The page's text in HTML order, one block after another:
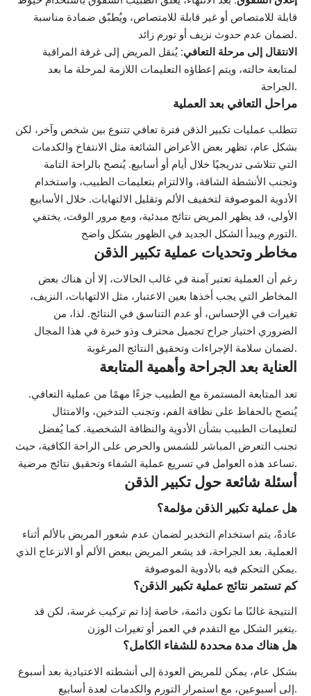
قابلة للامتصاص أو غير قابلة للامتصاص، ويُطبّق ضمادة مناسبة
لضمان عدم حدوث نزيف أو تورم زائد.
الانتقال إلى مرحلة التعافي: يُنقل المريض إلى غرفة المراقبة
لمتابعة حالته، ويتم إعطاؤه التعليمات اللازمة لمرحلة ما بعد
الجراحة.
مراحل التعافي بعد العملية
تتطلب عمليات تكبير الذقن فترة تعافي تتنوع بين شخص وآخر، لكن
بشكل عام، تظهر بعض الأعراض الشائعة مثل الانتفاخ والكدمات
التي تتلاشى تدريجيًا خلال أيام أو أسابيع. يُنصح بالراحة التامة
وتجنب الأنشطة الشاقة، والالتزام بتعليمات الطبيب، واستخدام
الأدوية الموصوفة لتخفيف الألم وتقليل الالتهابات. خلال الأسابيع
الأولى، قد يظهر المريض نتائج مبدئية، ومع مرور الوقت، يختفي
التورم ويبدأ الشكل الجديد في الظهور بشكل واضح.
مخاطر وتحديات عملية تكبير الذقن
رغم أن العملية تعتبر آمنة في غالب الحالات، إلا أن هناك بعض
المخاطر التي يجب أخذها بعين الاعتبار، مثل الالتهابات، النزيف،
تغيرات في الإحساس، أو عدم التناسق في النتائج. لذا، من
الضروري اختيار جراح تجميل محترف وذو خبرة في هذا المجال
لضمان سلامة الإجراءات وتحقيق النتائج المرغوبة.
العناية بعد الجراحة وأهمية المتابعة
تعد المتابعة المستمرة مع الطبيب جزءًا مهمًا من عملية التعافي.
يُنصح بالحفاظ على نظافة الفم، وتجنب التدخين، والامتثال
لتعليمات الطبيب بشأن الأدوية والنظافة الشخصية. كما يُفضل
تجنب التعرض المباشر للشمس والحرص على الراحة الكافية، حيث
تساعد هذه العوامل في تسريع عملية الشفاء وتحقيق نتائج مرضية.
أسئلة شائعة حول تكبير الذقن
هل عملية تكبير الذقن مؤلمة؟
عادةً، يتم استخدام التخدير لضمان عدم شعور المريض بالألم أثناء
العملية. بعد الجراحة، قد يشعر المريض ببعض الألم أو الانزعاج الذي
يمكن التحكم فيه بالأدوية الموصوفة.
كم تستمر نتائج عملية تكبير الذقن؟
النتيجة غالبًا ما تكون دائمة، خاصة إذا تم تركيب غرسة، لكن قد
يتغير الشكل مع التقدم في العمر أو تغيرات الوزن.
هل هناك مدة محددة للشفاء الكامل؟
بشكل عام، يمكن للمريض العودة إلى أنشطته الاعتيادية بعد أسبوع
إلى أسبوعين، مع استمرار التورم والكدمات لعدة أسابيع.